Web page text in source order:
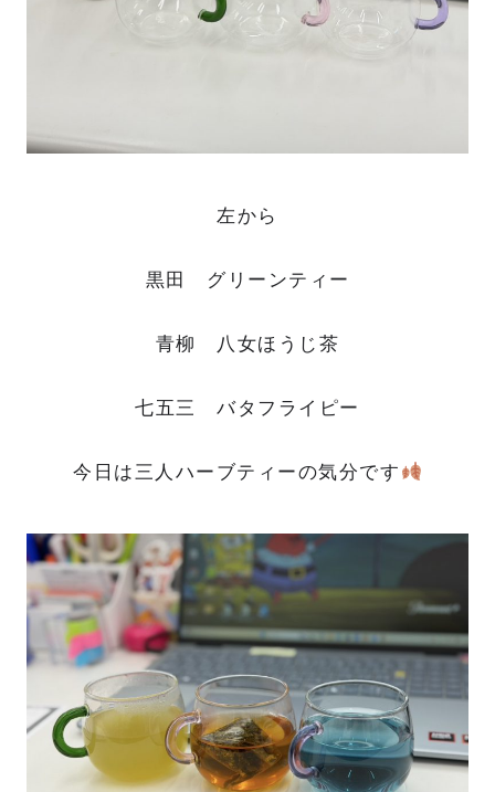
左から
黒田 グリーンティー
青柳 八女ほうじ茶
七五三 バタフライピー
今日は三人ハーブティーの気分です